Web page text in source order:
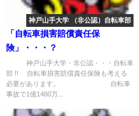
神戸山手大学 （非公認）自転車部
「自転車損害賠償責任保
険」・・・？
神戸山手大学・非公認・・・自転車
部 !! 自転車損害賠償責任保険も考える
必要があります。 自転車
事故で1億1480万...